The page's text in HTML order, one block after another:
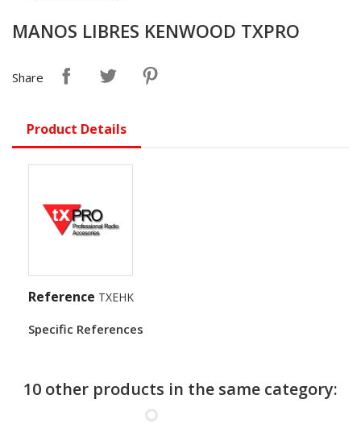
MANOS LIBRES KENWOOD TXPRO
Share
Product Details
Reference TXEHK
Specific References
10 other products in the same category: